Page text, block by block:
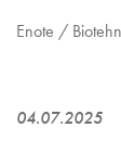
Enote /
04.07.2025